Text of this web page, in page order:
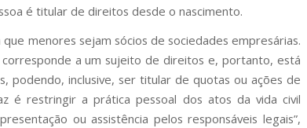
é titular de direitos desde o nascimento.
que menores sejam sócios de sociedades empresárias.
a um sujeito de direitos e, portanto, está
podendo, inclusive, ser titular de quotas ou ações de
é restringir a prática pessoal dos atos da vida civil
ou assistência pelos responsáveis legais”,